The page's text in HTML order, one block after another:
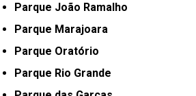
Parque João Ramalho
Parque Marajoara
Parque Oratório
Parque Rio Grande